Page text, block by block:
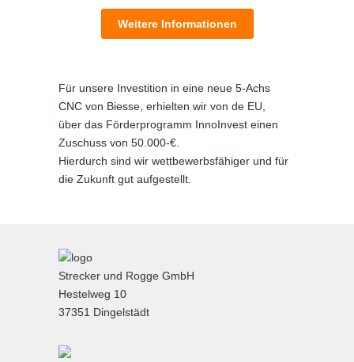
Weitere Informationen
Für unsere Investition in eine neue 5-Achs
CNC von Biesse, erhielten wir von de EU,
über das Förderprogramm InnoInvest einen
Zuschuss von 50.000-€.
Hierdurch sind wir wettbewerbsfähiger und für
die Zukunft gut aufgestellt.
Strecker und Rogge GmbH
Hestelweg 10
37351 Dingelstädt